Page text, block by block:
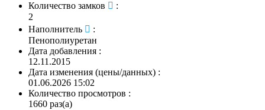
Количество замков
:
2
Наполнитель
:
Пенополиуретан
Дата добавления :
12.11.2015
Дата изменения (цены/данных) :
01.06.2026 15:02
Количество просмотров :
1660 раз(а)